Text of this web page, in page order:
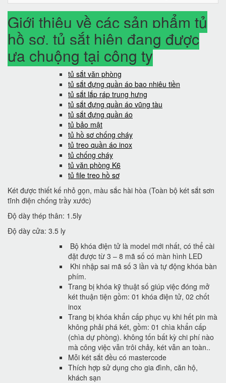
Giới thiệu về các sản phẩm tủ
hồ sơ, tủ sắt hiện đang được
ưa chuộng tại công ty
tủ sắt văn phòng
tủ sắt đựng quần áo bao nhiêu tiền
tủ sắt lắp ráp trung hưng
tủ sắt đựng quần áo vũng tàu
tủ sắt đựng quần áo
tủ bảo mật
tủ hồ sơ chống cháy
tủ treo quần áo inox
tủ chống cháy
tủ văn phòng K6
tủ file treo hồ sơ
Két được thiết kế nhỏ gọn, màu sắc hài hòa (Toàn bộ két sắt sơn
tĩnh điện chống trầy xước)
Độ dày thép thân: 1.5ly
Độ dày cửa: 3.5 ly
Bộ khóa điện tử là model mới nhất, có thể cài
đặt được từ 3 – 8 mã số có màn hình LED
Khi nhập sai mã số 3 lần và tự động khóa bàn
phím.
Trang bị khóa kỹ thuật số giúp việc đóng mở
két thuận tiện gồm: 01 khóa điện tử, 02 chốt
inox
Trang bị khóa khẩn cấp phục vụ khi hết pin mà
không phải phá két, gồm: 01 chìa khẩn cấp
(chìa dự phòng). không tốn bất kỳ chi phí nào
mà công việc vẫn trôi chảy, két vẫn an toàn..
Mỗi két sắt đều có mastercode
Thích hợp sử dụng cho gia đình, căn hộ,
khách sạn